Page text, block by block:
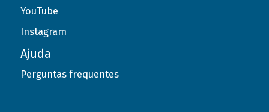
YouTube
Instagram
Ajuda
Perguntas frequentes